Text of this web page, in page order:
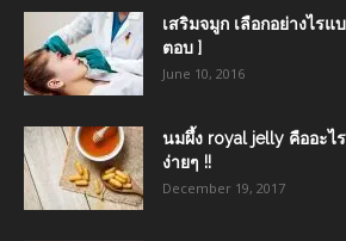
เสริมจมูก เลือกอย่างไร
ตอบ ]
June 10, 2016
นมผึ้ง royal jelly คืออะไ
ง่ายๆ !!
December 19, 2017